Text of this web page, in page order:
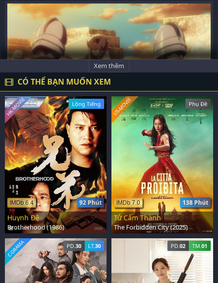
Xem thêm
CÓ THỂ BẠN MUỐN XEM
Lồng Tiếng
92 Phút
IMDb 6.4
HK-MOVIE
Huynh Đệ
Brotherhood (1986)
Phụ Đề
138 Phút
IMDb 7.0
US-MOVIE
Tử Cấm Thành
The Forbidden City (2025)
PD. 30 LT.30
C-DRAMA PD. 02 TM. 01